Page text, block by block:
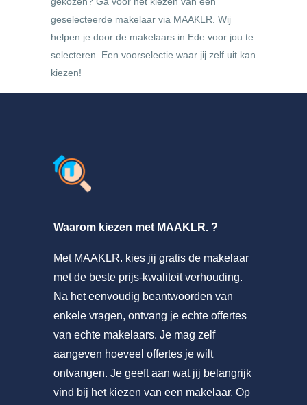
geselecteerde makelaar via MAAKLR. Wij
helpen je door de makelaars in Ede voor jou te
selecteren. Een voorselectie waar jij zelf uit kan
kiezen!
Waarom kiezen met MAAKLR. ?
Met MAAKLR. kies jij gratis de makelaar
met de beste prijs-kwaliteit verhouding.
Na het eenvoudig beantwoorden van
enkele vragen, ontvang je echte offertes
van echte makelaars. Je mag zelf
aangeven hoeveel offertes je wilt
ontvangen. Je geeft aan wat jij belangrijk
vind bij het kiezen van een makelaar. Op